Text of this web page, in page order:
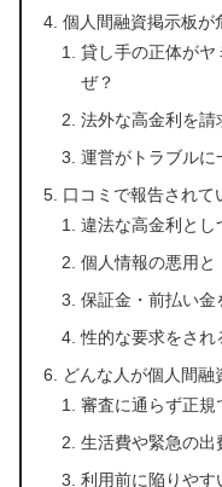
個人間融資掲示板が
貸し手の正体がヤ
ぜ？
法外な高金利を請
運営がトラブルに
口コミで報告されて
違法な高金利とし
個人情報の悪用と
保証金・前払い金
性的な要求をされ
どんな人が個人間融
審査に通らず正規
生活費や緊急の出
利用前に陥りやす